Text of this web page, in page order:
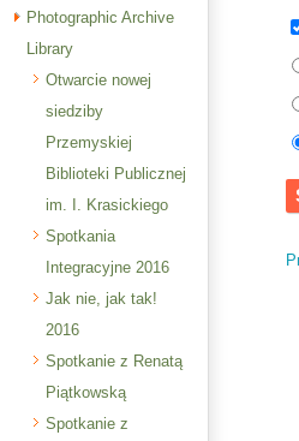
Photographic Archive
Library
Otwarcie nowej
siedziby
Przemyskiej
Biblioteki Publicznej
im. I. Krasickiego
Spotkania
Integracyjne 2016
Jak nie, jak tak!
2016
Spotkanie z Renatą
Piątkowską
Spotkanie z